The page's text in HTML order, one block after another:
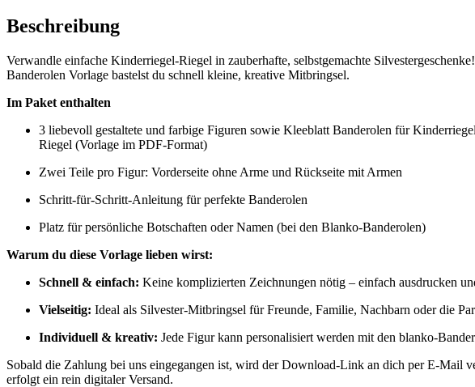
Beschreibung
Verwandle einfache Kinderriegel-Riegel in zauberhafte, selbstgemachte
Banderolen Vorlage bastelst du schnell kleine, kreative Mitbringsel.
Im Paket enthalten
3 liebevoll gestaltete und farbige Figuren sowie Kleeblatt Banderolen für
Riegel (Vorlage im PDF-Format)
Zwei Teile pro Figur: Vorderseite ohne Arme und Rückseite mit Armen
Schritt-für-Schritt-Anleitung für perfekte Banderolen
Platz für persönliche Botschaften oder Namen (bei den Blanko-Banderolen)
Warum du diese Vorlage lieben wirst:
Schnell & einfach: Keine komplizierten Zeichnungen nötig – einfach ausdrucken
Vielseitig: Ideal als Silvester-Mitbringsel für Freunde, Familie, Nachbarn oder die
Individuell & kreativ: Jede Figur kann personalisiert werden mit den blanko-
Sobald die Zahlung bei uns eingegangen ist, wird der Download-Link an dich per E-Mail
erfolgt ein rein digitaler Versand.